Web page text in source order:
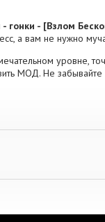
гонки - [Взлом
а вам не нужно
уровне,
МОД. Не